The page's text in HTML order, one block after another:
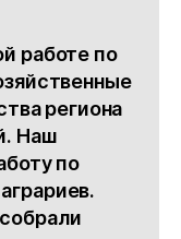
работе по
региона
Наш
по